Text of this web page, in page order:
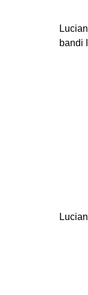
bandi II